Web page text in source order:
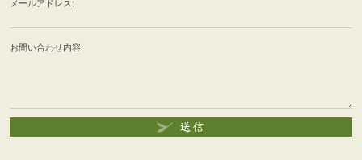
メールアドレス:
お問い合わせ内容: